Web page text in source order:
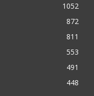
1052
872
811
553
491
448